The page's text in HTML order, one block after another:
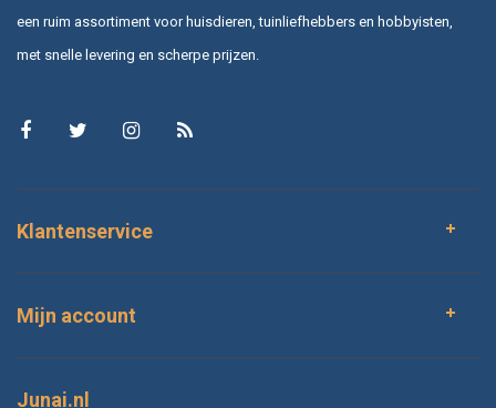
een ruim assortiment voor huisdieren, tuinliefhebbers en hobbyisten,
met snelle levering en scherpe prijzen.
Klantenservice
Mijn account
Junai.nl